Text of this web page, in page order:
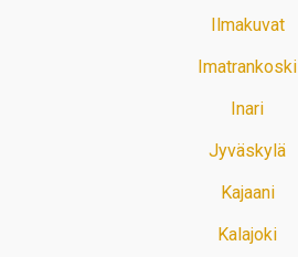
Ilmakuvat
Imatrankoski
Inari
Jyväskylä
Kajaani
Kalajoki